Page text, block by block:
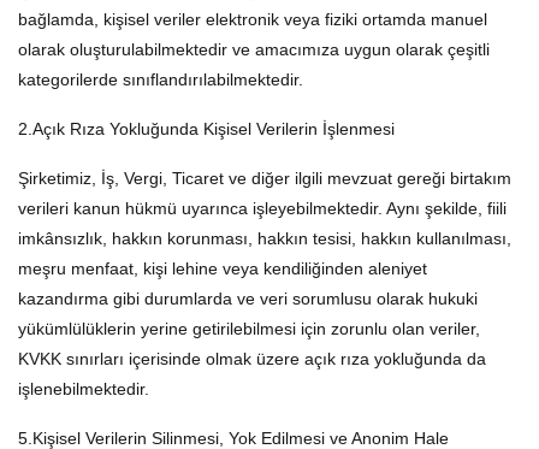
bağlamda, kişisel veriler elektronik veya fiziki ortamda manuel
olarak oluşturulabilmektedir ve amacımıza uygun olarak çeşitli
kategorilerde sınıflandırılabilmektedir.
2.Açık Rıza Yokluğunda Kişisel Verilerin İşlenmesi
Şirketimiz, İş, Vergi, Ticaret ve diğer ilgili mevzuat gereği birtakım
verileri kanun hükmü uyarınca işleyebilmektedir. Aynı şekilde, fiili
imkânsızlık, hakkın korunması, hakkın tesisi, hakkın kullanılması,
meşru menfaat, kişi lehine veya kendiliğinden aleniyet
kazandırma gibi durumlarda ve veri sorumlusu olarak hukuki
yükümlülüklerin yerine getirilebilmesi için zorunlu olan veriler,
KVKK sınırları içerisinde olmak üzere açık rıza yokluğunda da
işlenebilmektedir.
5.Kişisel Verilerin Silinmesi, Yok Edilmesi ve Anonim Hale